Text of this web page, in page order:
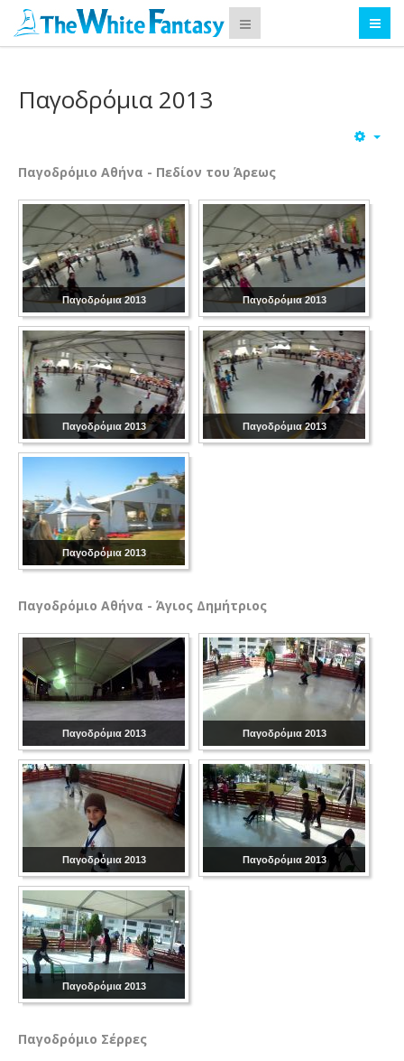
Παγοδρόμια 2013
Παγοδρόμιο Αθήνα - Πεδίον του Άρεως
Παγοδρόμια 2013 Παγοδρόμια 2013
Παγοδρόμια 2013 Παγοδρόμια 2013
Παγοδρόμια 2013
Παγοδρόμιο Αθήνα - Άγιος Δημήτριος
Παγοδρόμια 2013 Παγοδρόμια 2013
Παγοδρόμια 2013 Παγοδρόμια 2013
Παγοδρόμια 2013
Παγοδρόμιο Σέρρες